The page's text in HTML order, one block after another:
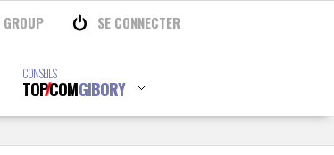
GROUP SE CONNECTER
CONSEILS
TOPCOMGIBORY